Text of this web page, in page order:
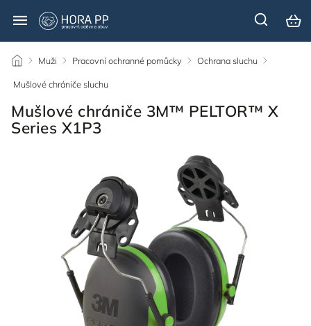
/ Muži / Pracovní ochranné pomůcky / Ochrana sluchu /
Mušlové chrániče sluchu
Mušlové chrániče 3M™ PELTOR™ X
Series X1P3